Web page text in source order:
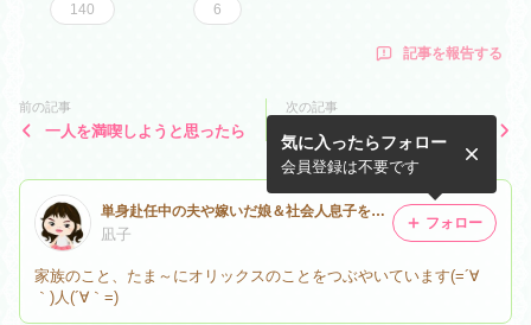
140 6
記事を報告する
前の記事
一人を満喫しようと思ったら
次の記事
単身赴任中の夫や嫁いだ娘＆社会人息子をゆる～く応援するブログ
凪子
家族のこと、たま～にオリックスのことをつぶやいています(=´∀
｀)人(´∀｀=)
気に入ったらフォロー
会員登録は不要です
フォロー